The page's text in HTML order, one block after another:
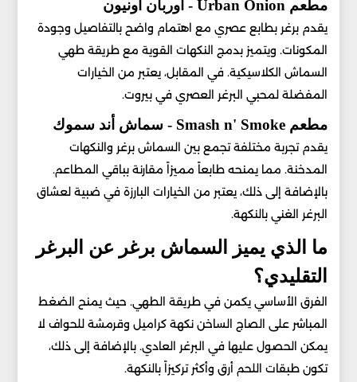
مطعم Urban Onion - أوربان أونيون
يقدم برغر بطابع عصري مع اهتمام واضح بالتفاصيل وجودة
المكونات. ويتميز بدمج النكهات القوية مع طريقة طهي
السماش الكلاسيكية. في المقابل، يعتبر من الخيارات
المفضلة لمحبي البرغر العصري في بيروت.
مطعم Smash n' Smoke - سماش أند سموك
يقدم تجربة مختلفة تجمع بين السماش برغر والنكهات
المدخنة. مما يمنحه طابعاً مميزاً مقارنة بباقي المطاعم.
بالإضافة إلى ذلك، يعتبر من الخيارات البارزة في ضبية لعشاق
البرغر الغني بالنكهة.
ما الذي يميز السماش برغر عن البرغر
التقليدي؟
الفرق الأساسي يكمن في طريقة الطهي. حيث يمنح الضغط
المباشر على الصاج الساخن نكهة كراميل وقرمشة للحواف لا
يمكن الحصول عليها في البرغر العادي. بالإضافة إلى ذلك،
تكون طبقات اللحم أرق وأكثر تركيزاً بالنكهة.